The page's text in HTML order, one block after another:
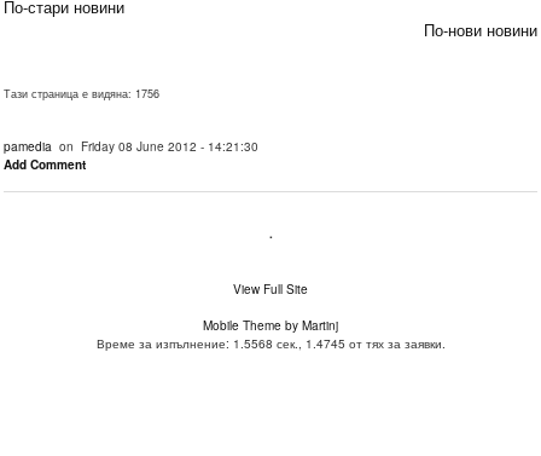
По-стари новини
По-нови новини
Тази страница е видяна: 1756
pamedia on Friday 08 June 2012 - 14:21:30
Add Comment
.
View Full Site
Mobile Theme by Martinj
Време за изпълнение: 1.5568 сек., 1.4745 от тях за заявки.